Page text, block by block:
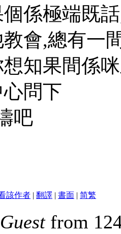
係極端既
會,總有一
知果間係
問下
吧
該作者 | 翻譯 | 書面 | 简繁
Guestfrom